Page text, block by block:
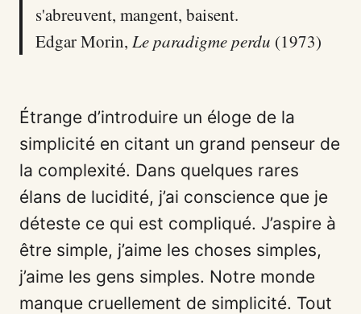
s'abreuvent, mangent, baisent.
Edgar Morin, Le paradigme perdu (1973)
Étrange d’introduire un éloge de la
simplicité en citant un grand penseur de
la complexité. Dans quelques rares
élans de lucidité, j’ai conscience que je
déteste ce qui est compliqué. J’aspire à
être simple, j’aime les choses simples,
j’aime les gens simples. Notre monde
manque cruellement de simplicité. Tout